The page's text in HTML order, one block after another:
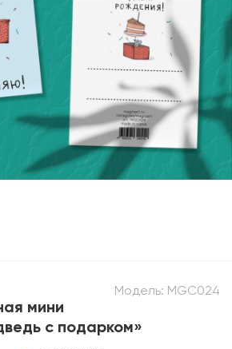
Модель: MGC024
мини
с подарком»